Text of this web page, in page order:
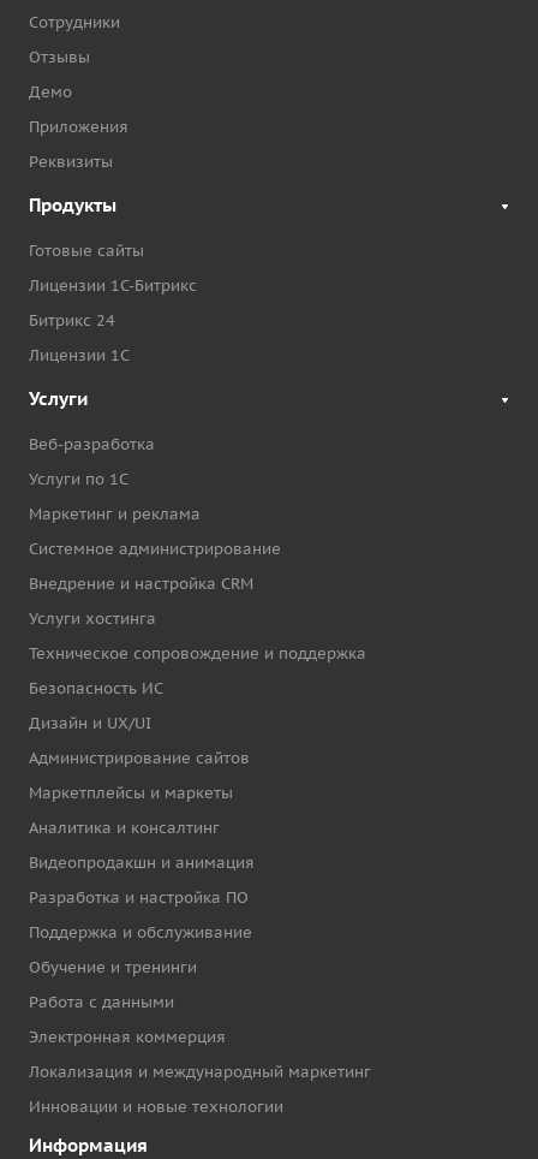
Сотрудники
Отзывы
Демо
Приложения
Реквизиты
Продукты
Готовые сайты
Лицензии 1С-Битрикс
Битрикс 24
Лицензии 1С
Услуги
Веб-разработка
Услуги по 1С
Маркетинг и реклама
Системное администрирование
Внедрение и настройка CRM
Услуги хостинга
Техническое сопровождение и поддержка
Безопасность ИС
Дизайн и UX/UI
Администрирование сайтов
Маркетплейсы и маркеты
Аналитика и консалтинг
Видеопродакшн и анимация
Разработка и настройка ПО
Поддержка и обслуживание
Обучение и тренинги
Работа с данными
Электронная коммерция
Локализация и международный маркетинг
Инновации и новые технологии
Информация